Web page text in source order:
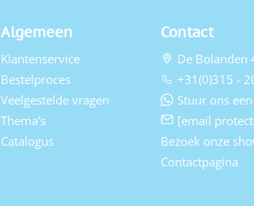
Algemeen
Klantenservice
Bestelproces
Veelgestelde vragen
Thema's
Catalogus
Contact
De Bolanden
+31(0)315 -
Stuur ons
[email
Bezoek onze
Contactpagina